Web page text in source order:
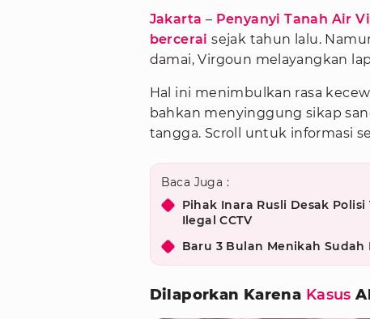
Jakarta – Penyanyi Tanah Air
bercerai sejak tahun lalu.
damai, Virgoun melayangkan
Hal ini menimbulkan rasa
bahkan menyinggung sikap
tangga. Scroll untuk informasi
Baca Juga :
Pihak Inara Rusli Desak
Ilegal CCTV
Baru 3 Bulan Menikah
Dilaporkan Karena Kasus